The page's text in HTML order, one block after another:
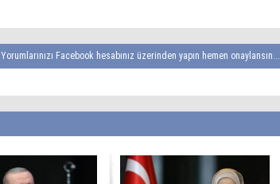
Yorumlarınızı Facebook hesabınız üzerinden yapın hemen onaylansın...